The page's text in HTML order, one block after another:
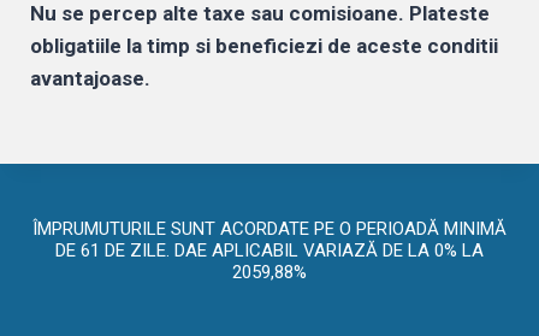
Nu se percep alte taxe sau comisioane. Plateste
obligatiile la timp si beneficiezi de aceste conditii
avantajoase.
ÎMPRUMUTURILE SUNT ACORDATE PE O PERIOADĂ MINIMĂ
DE 61 DE ZILE. DAE APLICABIL VARIAZĂ DE LA 0% LA
2059,88%